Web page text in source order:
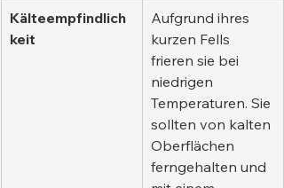
Kälteempfindlich
keit
Aufgrund ihres
kurzen Fells
frieren sie bei
niedrigen
Temperaturen. Sie
sollten von kalten
Oberflächen
ferngehalten und